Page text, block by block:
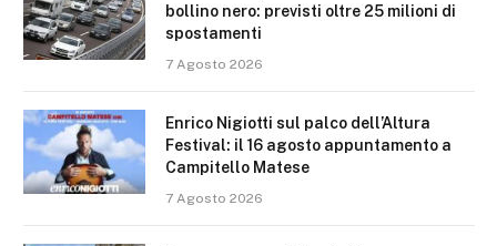
bollino nero: previsti oltre 25 milioni di
spostamenti
7 Agosto 2026
Enrico Nigiotti sul palco dell’Altura
Festival: il 16 agosto appuntamento a
Campitello Matese
7 Agosto 2026